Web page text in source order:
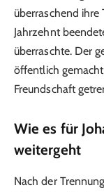
überraschend ihre
Jahrzehnt
überraschte. Der
öffentlich
Freundschaft
Wie es für
weitergeht
Nach der